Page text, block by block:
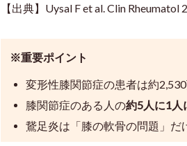
【出典】Uysal F et al. Clin
※重要ポイント
変形性膝関節症の患者は約
膝関節症のある人の約5人に1人
鵞足炎は「膝の軟骨の問題」だ